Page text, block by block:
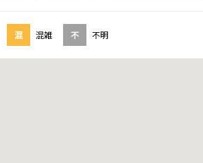
混 混雑 不 不明